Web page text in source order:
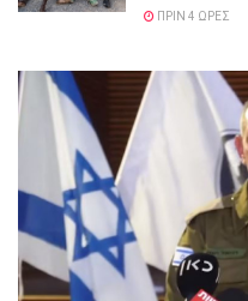
ΠΡΙΝ 4 ΏΡΕΣ